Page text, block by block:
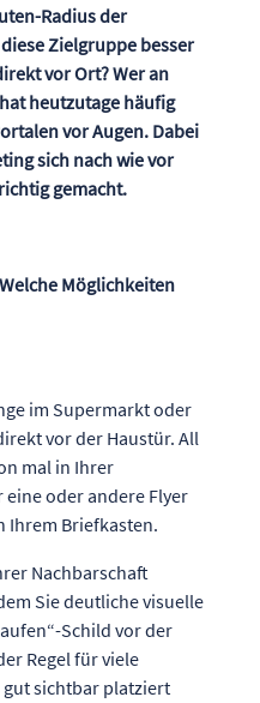
Radius der
Zielgruppe besser
vor Ort? Wer an
heutzutage häufig
vor Augen. Dabei
sich nach wie vor
gemacht.
Möglichkeiten
im Supermarkt oder
vor der Haustür. All
mal in Ihrer
eine oder andere Flyer
Ihrem Briefkasten.
Nachbarschaft
Sie deutliche visuelle
Schild vor der
Regel für viele
sichtbar platziert